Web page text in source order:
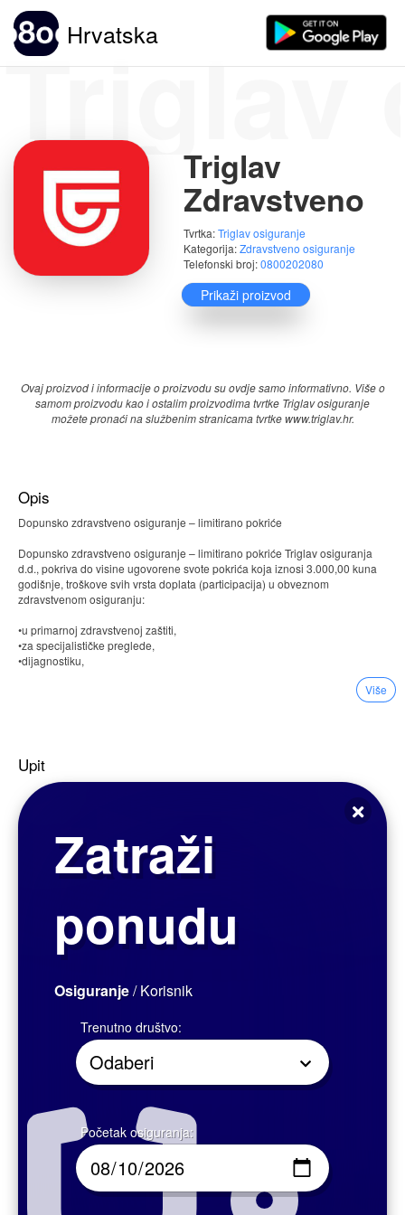
Hrvatska
Triglav
Triglav
Zdravstveno
Tvrtka:Triglav osiguranje
Kategorija:Zdravstveno osiguranje
Telefonski broj:0800202080
Ocjene:
(1)
Prikaži proizvod
Ovaj proizvod i informacije o proizvodu su ovdje samo informativno. Više o
samom proizvodu kao i ostalim proizvodima tvrtke Triglav osiguranje
možete pronaći na službenim stranicama tvrtke www.triglav.hr.
Opis
Dopunsko zdravstveno osiguranje – limitirano pokriće
Dopunsko zdravstveno osiguranje – limitirano pokriće Triglav osiguranja
d.d., pokriva do visine ugovorene svote pokrića koja iznosi 3.000,00 kuna
godišnje, troškove svih vrsta doplata (participacija) u obveznom
zdravstvenom osiguranju:
•u primarnoj zdravstvenoj zaštiti,
•za specijalističke preglede,
•dijagnostiku,
Kod ugovaranja ovog osiguranja primjenjuje se karenca u trajanju od
petnaest (15) dana.
Osiguranje troškova sudjelovanja odnosi se na medicinske usluge koje su
obavljene u ordinaciji izabranog liječnika te temeljem uputnice ili recepta
osiguranja se koristi kao sredstvo bezgotovinskog plaćanja sudjelovanja
na način da troškovi sudjelovanja direktno terete policu dopunskog
zdravstvenog osiguranja.
Ukoliko zbog tehničkog ili nekog drugog razloga ugovorna zdravstvena
Vas da nas o tome izvijestite kako bismo kontaktirali zdravstvenu ustanovu i
otklonili razlog neprihvaćanja.
Ukoliko ste platili troškove sudjelovanja, molimo Vas da nam dostavite
originalni račun kako bismo Vam u najkraćem roku mogli refundirati
Može se ugovoriti uz proizvode dodatnog zdravstvenog osiguranja ili kao
Više
Upit